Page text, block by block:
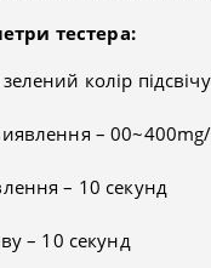
тестера:
колір
–
– 10 секунд
– 10 секунд